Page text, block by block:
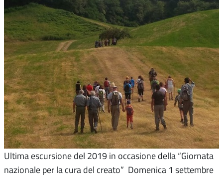
Ultima escursione del 2019 in occasione della “Giornata
nazionale per la cura del creato” Domenica 1 settembre